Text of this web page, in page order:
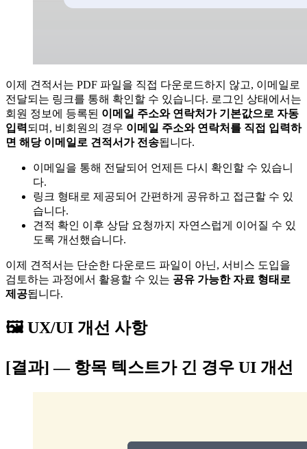
이제 견적서는 PDF 파일을 직접 다운로드하지 않고, 이메일로
전달되는 링크를 통해 확인할 수 있습니다. 로그인 상태에서는
회원 정보에 등록된 이메일 주소와 연락처가 기본값으로 자동
입력되며, 비회원의 경우 이메일 주소와 연락처를 직접 입력하
면 해당 이메일로 견적서가 전송됩니다.
이메일을 통해 전달되어 언제든 다시 확인할 수 있습니
다.
링크 형태로 제공되어 간편하게 공유하고 접근할 수 있
습니다.
견적 확인 이후 상담 요청까지 자연스럽게 이어질 수 있
도록 개선했습니다.
이제 견적서는 단순한 다운로드 파일이 아닌, 서비스 도입을
검토하는 과정에서 활용할 수 있는 공유 가능한 자료 형태로
제공됩니다.
🖼️ UX/UI 개선 사항
[결과] — 항목 텍스트가 긴 경우 UI 개선